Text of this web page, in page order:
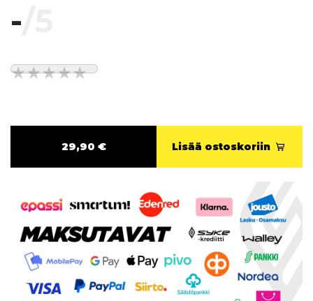
-
29,90 € Lisää ostoskoriin